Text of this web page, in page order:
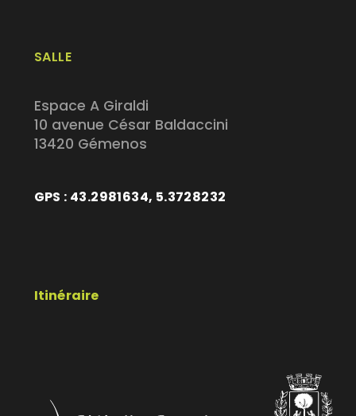
SALLE
Espace A Giraldi
10 avenue César Baldaccini
13420 Gémenos
GPS : 43.2981634, 5.3728232
Itinéraire